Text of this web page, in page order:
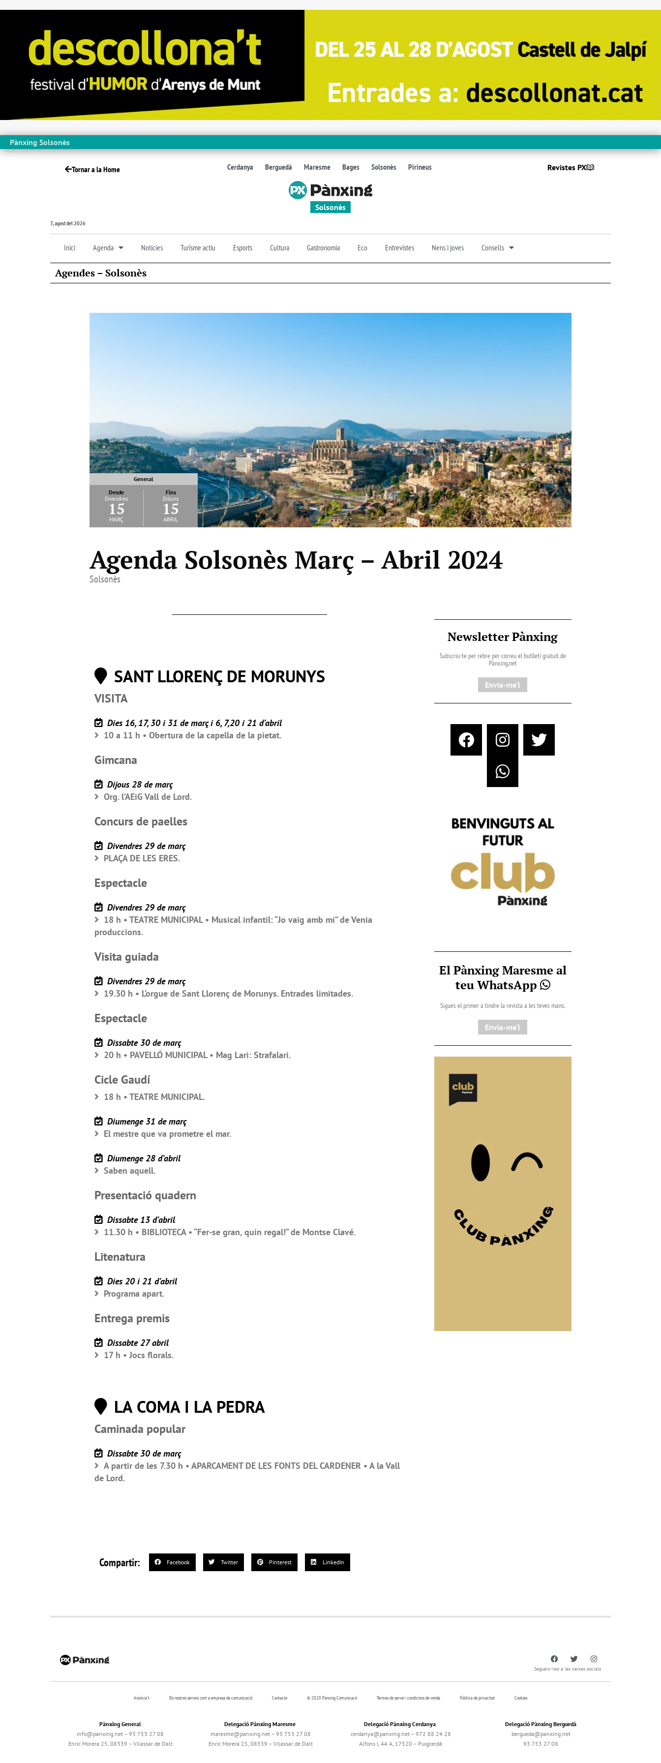
Pànxing Solsonès
Tornar a la Home Cerdanya Berguedà Maresme Bages Solsonès Pirineus Revistes PX
Solsonès
7, agost del 2026
Inici Agenda Notícies Turisme actiu Esports Cultura Gastronomia Eco Entrevistes Nens i joves Consells
Agendes – Solsonès
General
Desde
Divendres
15
març
Fins
Dilluns
15
abril
Agenda Solsonès Març – Abril 2024
Solsonès
SANT LLORENÇ DE MORUNYS
VISITA
Dies 16, 17, 30 i 31 de març i 6, 7,20 i 21 d’abril
10 a 11 h • Obertura de la capella de la pietat.
Gimcana
Dijous 28 de març
Org. l’AEiG Vall de Lord.
Concurs de paelles
Divendres 29 de març
PLAÇA DE LES ERES.
Espectacle
Divendres 29 de març
18 h • TEATRE MUNICIPAL • Musical infantil: “Jo vaig amb mi” de Venia
produccions.
Visita guiada
Divendres 29 de març
19.30 h • L’orgue de Sant Llorenç de Morunys. Entrades limitades.
Espectacle
Dissabte 30 de març
20 h • PAVELLÓ MUNICIPAL • Mag Lari: Strafalari.
Cicle Gaudí
18 h • TEATRE MUNICIPAL.
Diumenge 31 de març
El mestre que va prometre el mar.
Diumenge 28 d’abril
Saben aquell.
Presentació quadern
Dissabte 13 d’abril
11.30 h • BIBLIOTECA • “Fer-se gran, quin regal!” de Montse Clavé.
Litenatura
Dies 20 i 21 d’abril
Programa apart.
Entrega premis
Dissabte 27 abril
17 h • Jocs florals.
LA COMA I LA PEDRA
Caminada popular
Dissabte 30 de març
A partir de les 7.30 h • APARCAMENT DE LES FONTS DEL CARDENER • A la Vall
de Lord.
Compartir: Facebook Twitter Pinterest LinkedIn
Newsletter Pànxing
Subscriu-te per rebre per correu el butlletí gratuït de
Pànxing.net​
Envia-me'l
El Pànxing Maresme al
teu WhatsApp
Sigues el primer a tindre la revista a les teves mans.
Envia-me'l
Segueix-nos a les xarxes socials
Anúncia’t Els nostres serveis com a empresa de comunicació Contacte © 2020 Pànxing Comunicacó Termes de servei i condicions de venda Pólitica de privacitat Cookies
Pànxing General
info@panxing.net – 93 753 27 08
Enric Morera 25, 08339 – Vilassar de Dalt
Delegació Pànxing Maresme
maresme@panxing.net – 93 753 27 08
Enric Morera 25, 08339 – Vilassar de Dalt
Delegació Pànxing Cerdanya
cerdanya@panxing.net – 972 88 24 28
Alfons I, 44 A, 17520 – Puigcerdà
Delegació Pànxing Berguedà
bergueda@panxing.net
93 753 27 08